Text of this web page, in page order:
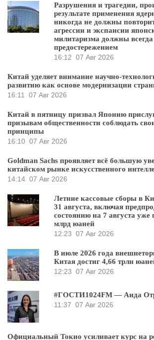
Разрушения и трагедии,
результате применения
никогда не должны
агрессии и экспансии
милитаризма должны
предостережением
16:12 07 Авг 2026
Китай уделяет внимание научно-
развитию как основе модернизации
16:11
07 Авг 2026
Китай в пятницу призвал Японию
призывам общественности соблюдать
принципы
16:10 07 Авг 2026
Goldman Sachs проявляет всё большую
китайском рынке искусственного
14:14 07 Авг 2026
Летние кассовые сборы в
31 августа, включая
состоянию на 7 августа уже
млрд юаней
12:23 07 Авг 2026
В июле 2026 года
Китая достиг 4,66 трлн
12:23 07 Авг 2026
#ГОСТИ1024FM — Аида
11:37 07 Авг 2026
Официальный Токио усиливает курс на